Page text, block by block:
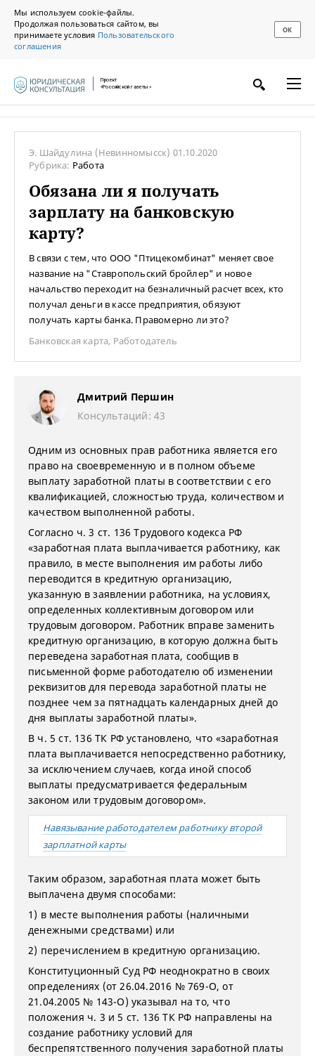
Мы используем cookie-файлы.
Продолжая пользоваться сайтом, вы
принимаете условия Пользовательского
соглашения
ОК
Проект
«Российской газеты»
Э. Шайдулина (Невинномысск) 01.10.2020
Рубрика: Работа
Обязана ли я получать
зарплату на банковскую
карту?
В связи с тем, что ООО "Птицекомбинат" меняет свое
название на "Ставропольский бройлер" и новое
начальство переходит на безналичный расчет всех, кто
получал деньги в кассе предприятия, обязуют
получать карты банка. Правомерно ли это?
Банковская карта, Работодатель
Дмитрий Першин
Консультаций: 43
Одним из основных прав работника является его
право на своевременную и в полном объеме
выплату заработной платы в соответствии с его
квалификацией, сложностью труда, количеством и
качеством выполненной работы.
Согласно ч. 3 ст. 136 Трудового кодекса РФ
«заработная плата выплачивается работнику, как
правило, в месте выполнения им работы либо
переводится в кредитную организацию,
указанную в заявлении работника, на условиях,
определенных коллективным договором или
трудовым договором. Работник вправе заменить
кредитную организацию, в которую должна быть
переведена заработная плата, сообщив в
письменной форме работодателю об изменении
реквизитов для перевода заработной платы не
позднее чем за пятнадцать календарных дней до
дня выплаты заработной платы».
В ч. 5 ст. 136 ТК РФ установлено, что «заработная
плата выплачивается непосредственно работнику,
за исключением случаев, когда иной способ
выплаты предусматривается федеральным
законом или трудовым договором».
Навязывание работодателем работнику второй
зарплатной карты
Таким образом, заработная плата может быть
выплачена двумя способами:
1) в месте выполнения работы (наличными
денежными средствами) или
2) перечислением в кредитную организацию.
Конституционный Суд РФ неоднократно в своих
определениях (от 26.04.2016 № 769-О, от
21.04.2005 № 143-О) указывал на то, что
положения ч. 3 и 5 ст. 136 ТК РФ направлены на
создание работнику условий для
беспрепятственного получения заработной платы